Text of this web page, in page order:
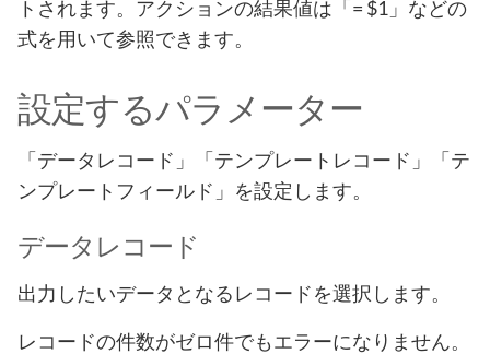
トされます。アクションの結果値は「= $1」などの
式を用いて参照できます。
設定するパラメーター
「データレコード」「テンプレートレコード」「テ
ンプレートフィールド」を設定します。
データレコード
出力したいデータとなるレコードを選択します。
レコードの件数がゼロ件でもエラーになりません。